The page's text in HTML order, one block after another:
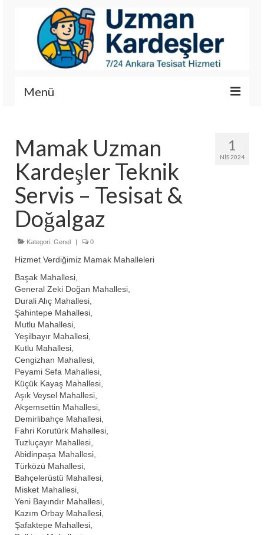
Menü
Hizmetlerimiz
Hakkımızda
Fotoğraf Galerisi
1
NIS 2024
Mamak Uzman
Kardeşler Teknik
Servis – Tesisat &
Doğalgaz
Kategori: Genel | 0
Hizmet Verdiğimiz Mamak Mahalleleri
Başak Mahallesi,
General Zeki Doğan Mahallesi,
Durali Alıç Mahallesi,
Şahintepe Mahallesi,
Mutlu Mahallesi,
Yeşilbayır Mahallesi,
Kutlu Mahallesi,
Cengizhan Mahallesi,
Peyami Sefa Mahallesi,
Küçük Kayaş Mahallesi,
Aşık Veysel Mahallesi,
Akşemsettin Mahallesi,
Demirlibahçe Mahallesi,
Fahri Korutürk Mahallesi,
Tuzluçayır Mahallesi,
Abidinpaşa Mahallesi,
Türközü Mahallesi,
Bahçelerüstü Mahallesi,
Misket Mahallesi,
Yeni Bayındır Mahallesi,
Kazım Orbay Mahallesi,
Şafaktepe Mahallesi,